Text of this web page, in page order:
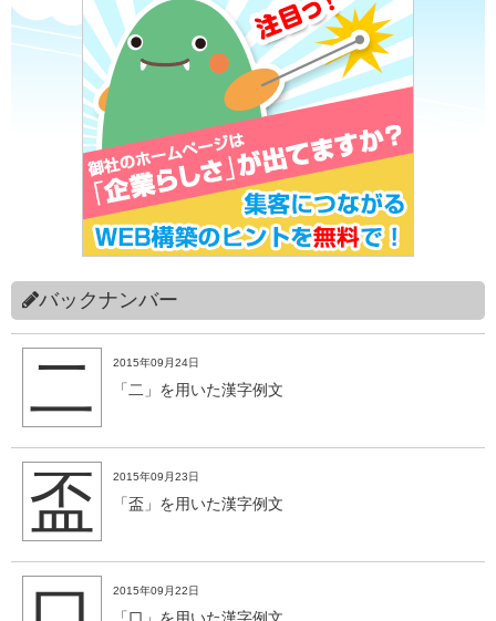
バックナンバー
二 2015年09月24日
「二」を用いた漢字例文
盃 2015年09月23日
「盃」を用いた漢字例文
2015年09月22日